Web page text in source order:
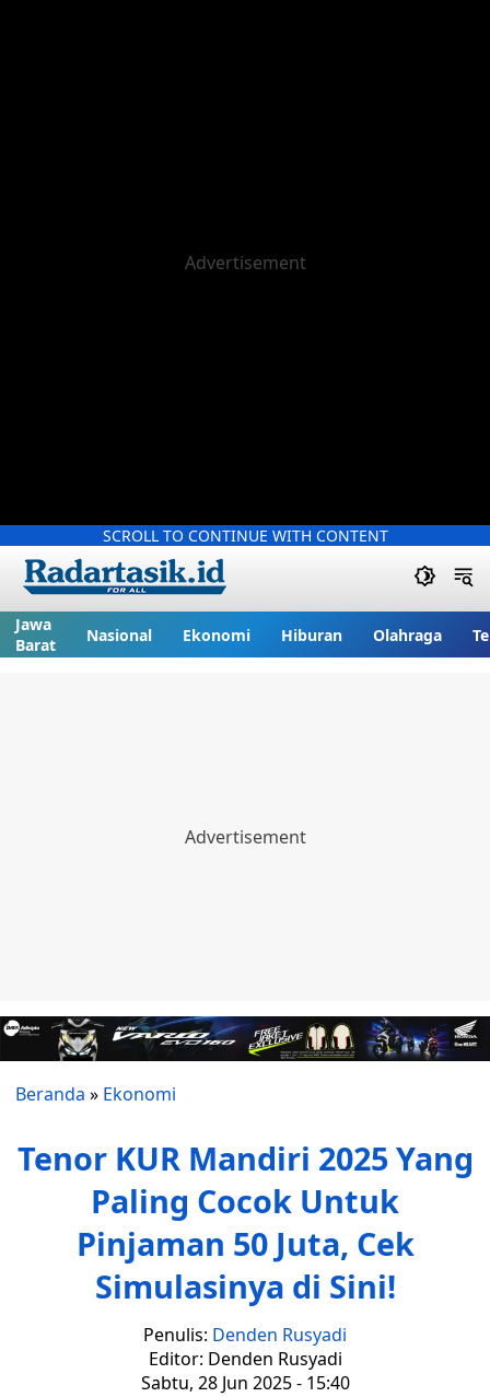
SCROLL TO CONTINUE WITH CONTENT
Jawa
Barat
Nasional Ekonomi Hiburan Olahraga
Beranda » Ekonomi
Tenor KUR Mandiri 2025 Yang
Paling Cocok Untuk
Pinjaman 50 Juta, Cek
Simulasinya di Sini!
Penulis: Denden Rusyadi
Editor: Denden Rusyadi
Sabtu, 28 Jun 2025 - 15:40